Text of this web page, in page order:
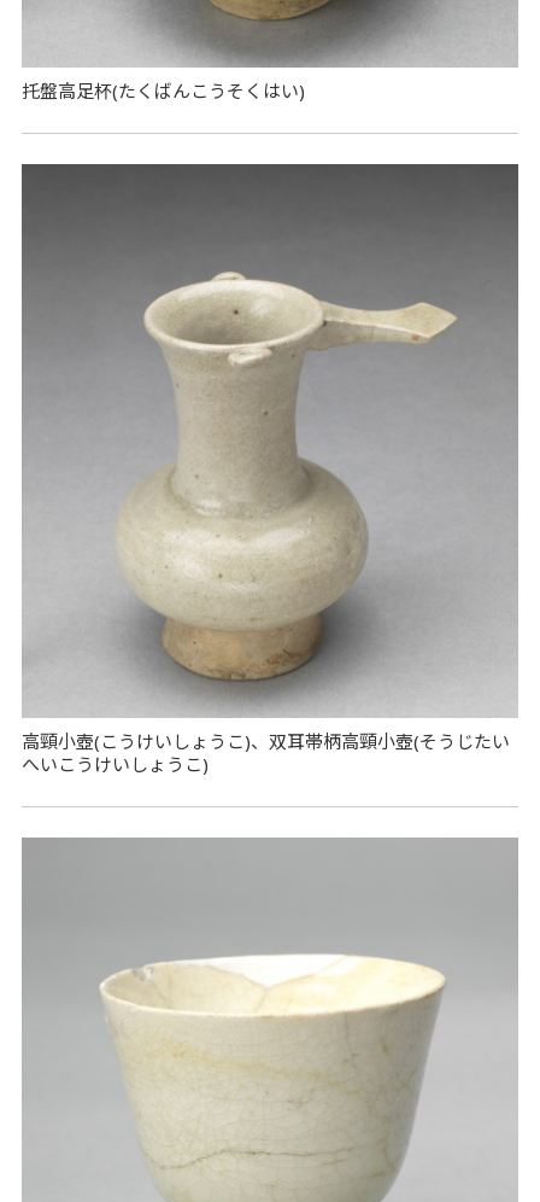
托盤高足杯(たくばんこうそくはい)
高頸小壺(こうけいしょうこ)、双耳帯柄高頸小壺(そうじたい
へいこうけいしょうこ)